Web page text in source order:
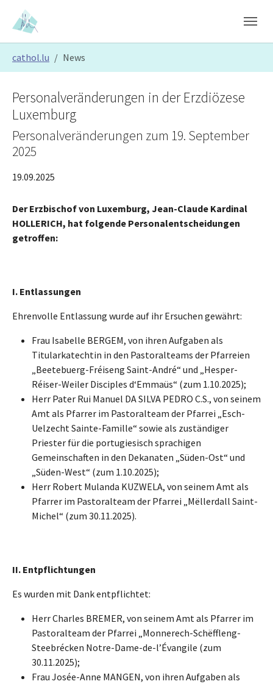
Skip to main content
Skip to page footer
cathol.lu News
Personalveränderungen in der Erzdiözese
Luxemburg
Personalveränderungen zum 19. September
2025
19.09.2025
Der Erzbischof von Luxemburg, Jean-Claude Kardinal
HOLLERICH, hat folgende Personalentscheidungen
getroffen:
I. Entlassungen
Ehrenvolle Entlassung wurde auf ihr Ersuchen gewährt:
Frau Isabelle BERGEM, von ihren Aufgaben als
Titularkatechtin in den Pastoralteams der Pfarreien
„Beetebuerg-Fréiseng Saint-André“ und „Hesper-
Réiser-Weiler Disciples d‘Emmaüs“ (zum 1.10.2025);
Herr Pater Rui Manuel DA SILVA PEDRO C.S., von seinem
Amt als Pfarrer im Pastoralteam der Pfarrei „Esch-
Uelzecht Sainte-Famille“ sowie als zuständiger
Priester für die portugiesisch sprachigen
Gemeinschaften in den Dekanaten „Süden-Ost“ und
„Süden-West“ (zum 1.10.2025);
Herr Robert Mulanda KUZWELA, von seinem Amt als
Pfarrer im Pastoralteam der Pfarrei „Mëllerdall Saint-
Michel“ (zum 30.11.2025).
II. Entpflichtungen
Es wurden mit Dank entpflichtet:
Herr Charles BREMER, von seinem Amt als Pfarrer im
Pastoralteam der Pfarrei „Monnerech-Schëffleng-
Steebrécken Notre-Dame-de-l’Évangile (zum
30.11.2025);
Frau Josée-Anne MANGEN, von ihren Aufgaben als